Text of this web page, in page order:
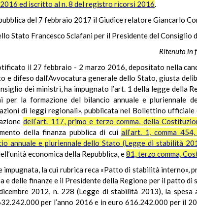
ed iscritto al n. 8 del registro ricorsi 2016.
del 7 febbraio 2017 il Giudice relatore Giancarlo
Stato Francesco Sclafani per il Presidente del Consiglio
Ritenuto in
il 27 febbraio - 2 marzo 2016, depositato nella
e difeso dall’Avvocatura generale dello Stato, giusta
dei ministri, ha impugnato l’art. 1 della legge della
per la formazione del bilancio annuale e pluriennale
di leggi regionali», pubblicata nel Bollettino ufficiale
dell’art. 117, primo e terzo comma, della
della finanza pubblica di cui all’art. 1, comma
annuale e pluriennale dello Stato (Legge di stabilità
economica della Repubblica, e81, terzo comma,
impugnata, la cui rubrica reca «Patto di stabilità interno»,
e delle finanze e il Presidente della Regione per il patto
2012, n. 228 (Legge di stabilità 2013), la
per l’anno 2016 e in euro 616.242.000 per il